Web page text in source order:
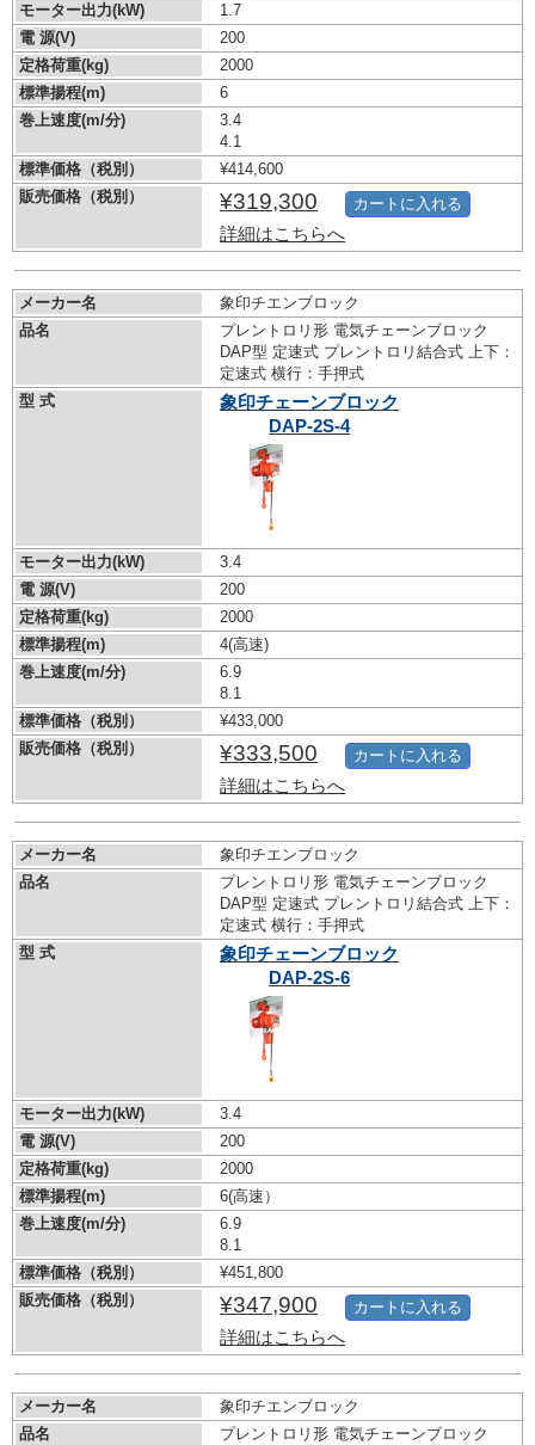
モーター出力(kW)
1.7
電 源(V)
200
定格荷重(kg)
2000
標準揚程(m)
6
巻上速度(m/分)
3.4
4.1
標準価格（税別）
¥414,600
販売価格（税別）
¥319,300
詳細はこちらへ
カートに入れる
メーカー名
象印チエンブロック
品名
プレントロリ形 電気チェーンブロック
DAP型 定速式 プレントロリ結合式 上下：
定速式 横行：手押式
型 式
象印チェーンブロック
DAP-2S-4
モーター出力(kW)
3.4
電 源(V)
200
定格荷重(kg)
2000
標準揚程(m)
4(高速)
巻上速度(m/分)
6.9
8.1
標準価格（税別）
¥433,000
販売価格（税別）
¥333,500
詳細はこちらへ
カートに入れる
メーカー名
象印チエンブロック
品名
プレントロリ形 電気チェーンブロック
DAP型 定速式 プレントロリ結合式 上下：
定速式 横行：手押式
型 式
象印チェーンブロック
DAP-2S-6
モーター出力(kW)
3.4
電 源(V)
200
定格荷重(kg)
2000
標準揚程(m)
6(高速）
巻上速度(m/分)
6.9
8.1
標準価格（税別）
¥451,800
販売価格（税別）
¥347,900
詳細はこちらへ
カートに入れる
メーカー名
象印チエンブロック
品名
プレントロリ形 電気チェーンブロック